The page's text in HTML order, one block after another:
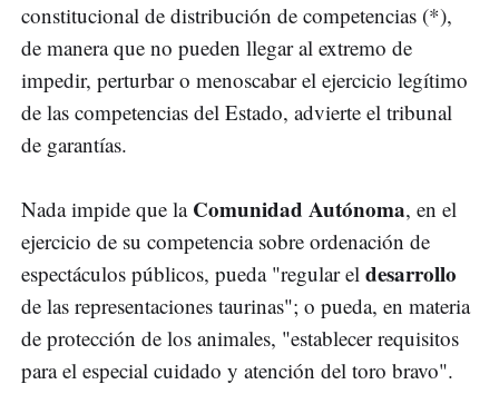
constitucional de distribución de competencias (*),
de manera que no pueden llegar al extremo de
impedir, perturbar o menoscabar el ejercicio legítimo
de las competencias del Estado, advierte el tribunal
de garantías.
Nada impide que la Comunidad Autónoma, en el
ejercicio de su competencia sobre ordenación de
espectáculos públicos, pueda "regular el desarrollo
de las representaciones taurinas"; o pueda, en materia
de protección de los animales, "establecer requisitos
para el especial cuidado y atención del toro bravo".